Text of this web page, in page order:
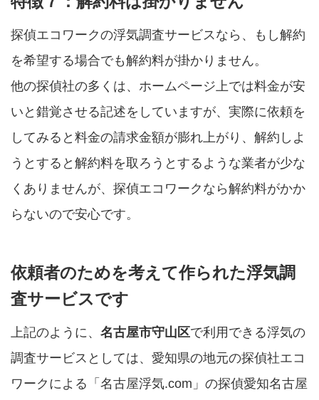
探偵エコワークの浮気調査サービスなら、もし解約
を希望する場合でも解約料が掛かりません。
他の探偵社の多くは、ホームページ上では料金が安
いと錯覚させる記述をしていますが、実際に依頼を
してみると料金の請求金額が膨れ上がり、解約しよ
うとすると解約料を取ろうとするような業者が少な
くありませんが、探偵エコワークなら解約料がかか
らないので安心です。
依頼者のためを考えて作られた浮気調
査サービスです
上記のように、 名古屋市守山区で利用できる浮気の
調査サービスとしては、愛知県の地元の探偵社エコ
ワークによる「名古屋浮気.com」の探偵愛知名古屋